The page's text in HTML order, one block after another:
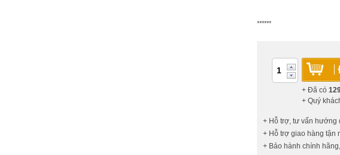
******
+ Đã có
+ Quý
+ Hỗ trợ, tư vấn hướng
+ Hỗ trợ giao hàng tận
+ Bảo hành chính